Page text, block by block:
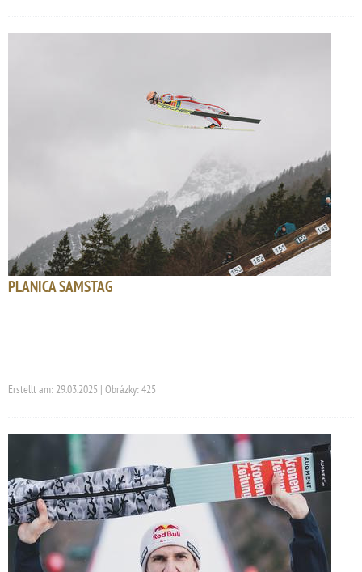
PLANICA SAMSTAG
Erstellt am: 29.03.2025 | Obrázky: 425